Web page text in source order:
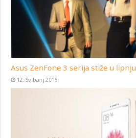
Asus ZenFone 3 serija stiže u lipnju
12. Svibanj 2016